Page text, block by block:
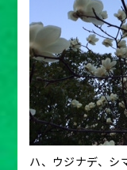
ハ、ウジナデ、シ